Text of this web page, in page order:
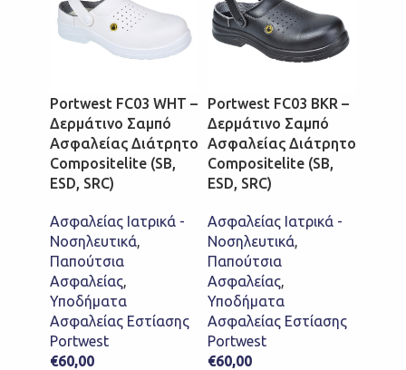
Portwest FC03 WHT –
Δερμάτινο Σαμπό
Ασφαλείας Διάτρητο
Compositelite (SB,
ESD, SRC)
Ασφαλείας Ιατρικά -
Νοσηλευτικά,
Παπούτσια
Ασφαλείας,
Υποδήματα
Ασφαλείας Εστίασης
Portwest
€60,00
Portwest FC03 BKR –
Δερμάτινο Σαμπό
Ασφαλείας Διάτρητο
Compositelite (SB,
ESD, SRC)
Ασφαλείας Ιατρικά -
Νοσηλευτικά,
Παπούτσια
Ασφαλείας,
Υποδήματα
Ασφαλείας Εστίασης
Portwest
€60,00